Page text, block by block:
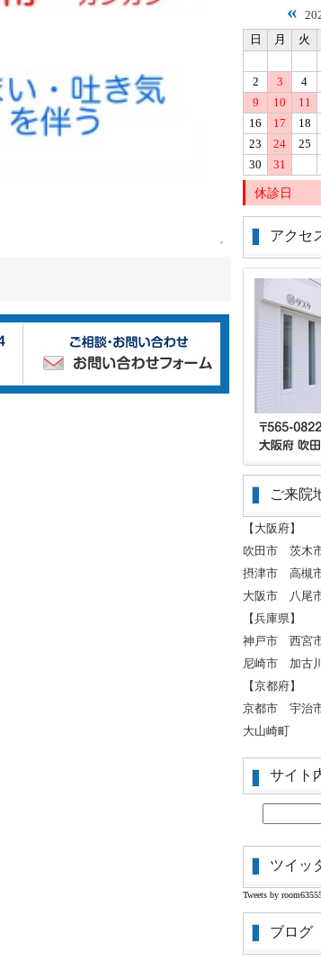
«
日 月 火
2
3 4
9
10 11
16
17 18
23
24 25
30
31
休診日
アクセ
ご来院
【大阪府】
吹田市 茨木
摂津市 高槻
大阪市 八尾
【兵庫県】
神戸市 西宮
尼崎市 加古
【京都府】
京都市 宇治
大山崎町
サイト
ツイッ
Tweets by
ブログ